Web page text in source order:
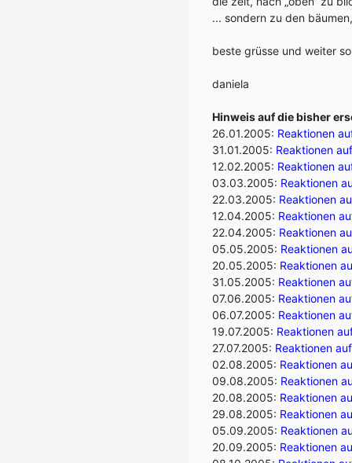
... sondern zu den
beste grüsse und weiter
daniela
Hinweis auf die bisher
26.01.2005: Reaktionen
31.01.2005: Reaktionen
12.02.2005: Reaktionen
03.03.2005: Reaktionen
22.03.2005: Reaktionen
12.04.2005: Reaktionen
22.04.2005: Reaktionen
05.05.2005: Reaktionen
20.05.2005: Reaktionen
31.05.2005: Reaktionen
07.06.2005: Reaktionen
06.07.2005: Reaktionen
19.07.2005: Reaktionen
27.07.2005: Reaktionen
02.08.2005: Reaktionen
09.08.2005: Reaktionen
20.08.2005: Reaktionen
29.08.2005: Reaktionen
05.09.2005: Reaktionen
20.09.2005: Reaktionen